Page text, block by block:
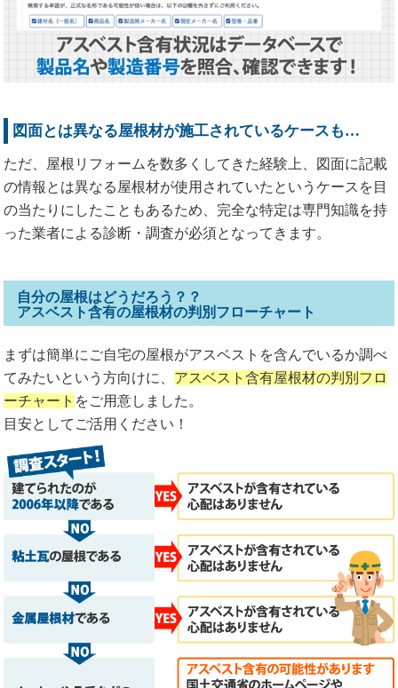
図面とは異なる屋根材が施工されているケースも…
ただ、屋根リフォームを数多くしてきた経験上、図面に記載
の情報とは異なる屋根材が使用されていたというケースを目
の当たりにしたこともあるため、完全な特定は専門知識を持
った業者による診断・調査が必須となってきます。
自分の屋根はどうだろう？？
アスベスト含有の屋根材の判別フローチャート
まずは簡単にご自宅の屋根がアスベストを含んでいるか調べ
てみたいという方向けに、 アスベスト含有屋根材の判別フロ
ーチャート をご用意しました。
目安としてご活用ください！